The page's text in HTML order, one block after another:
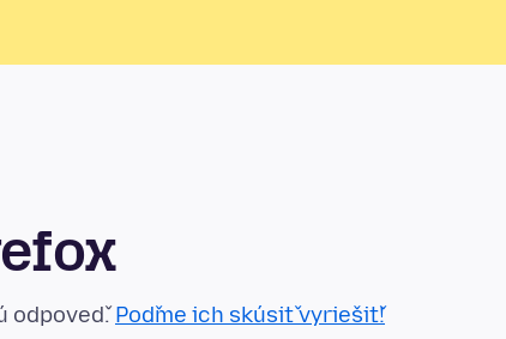
odpoveď.Poďme ich skúsiť vyriešiť!